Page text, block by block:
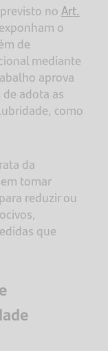
noArt.
o
de
mediante
aprova
adota as
como
da
tomar
reduzir ou
que